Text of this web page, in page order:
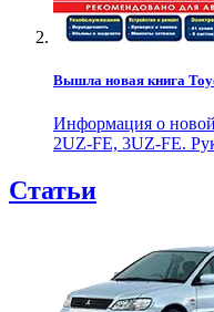
Вышла новая книга
Информация о
2UZ-FE, 3UZ-FE.
Статьи